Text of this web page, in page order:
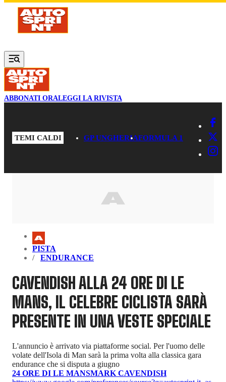
Vai al contenuto principale
ABBONATI ORALEGGI LA RIVISTA
TEMI CALDI GP UNGHERIAFORMULA 1
PISTA
ENDURANCE
CAVENDISH ALLA 24 ORE DI LE
MANS, IL CELEBRE CICLISTA SARÀ
PRESENTE IN UNA VESTE SPECIALE
L'annuncio è arrivato via piattaforme social. Per l'uomo delle
volate dell'Isola di Man sarà la prima volta alla classica gara
endurance che si disputa a giugno
24 ORE DI LE MANSMARK CAVENDISH